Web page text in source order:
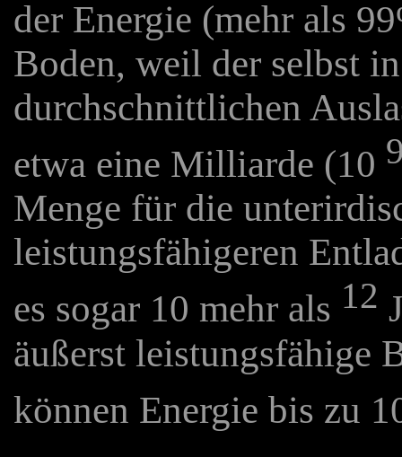
der Energie (mehr als
Boden, weil der selbst
durchschnittlichen
etwa eine Milliarde (10
Menge für die
leistungsfähigeren
es sogar 10 mehr als 12
äußerst leistungsfähige
können Energie bis zu